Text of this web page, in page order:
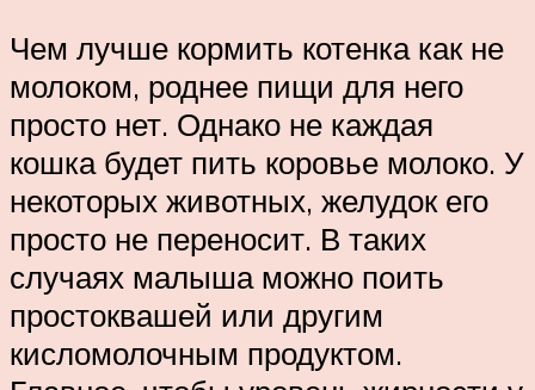
Чем лучше кормить котенка как не
молоком, роднее пищи для него
просто нет. Однако не каждая
кошка будет пить коровье молоко. У
некоторых животных, желудок его
просто не переносит. В таких
случаях малыша можно поить
простоквашей или другим
кисломолочным продуктом.